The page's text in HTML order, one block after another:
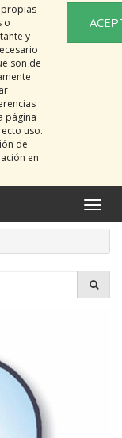
o
y
son de
página
uso.
de
en
Toggle